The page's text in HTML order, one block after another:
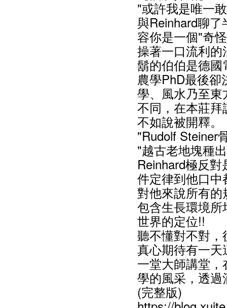
"或許我是唯一
與Reinhard聊
容你是一個"奇
操著一口流利
鬍的伯伯是德
農學PhD最後
學、風水乃至
不同，在本莊
不如說被開釋。
"Rudolf Steiner
"越古老地塊種
Reinhard極反
件定律到他口
對他來說所有
包含生長環境
世界的定位!!
聽不懂對不對
真心期待有一
一堂大師講堂
學的風采，透
(完整版)